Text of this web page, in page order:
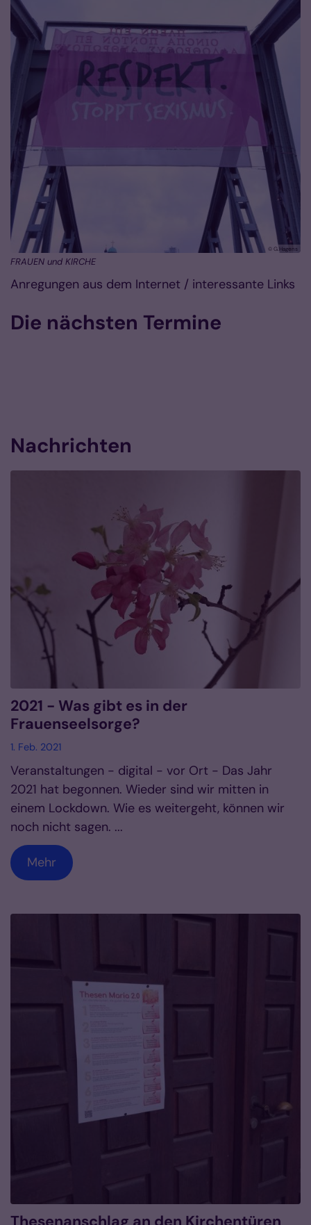
© G.Hagens
FRAUEN und KIRCHE
Anregungen aus dem Internet / interessante Links
Die nächsten Termine
Nachrichten
2021 - Was gibt es in der
Frauenseelsorge?
1. Feb. 2021
Veranstaltungen - digital - vor Ort - Das Jahr
2021 hat begonnen. Wieder sind wir mitten in
einem Lockdown. Wie es weitergeht, können wir
noch nicht sagen. ...
Mehr